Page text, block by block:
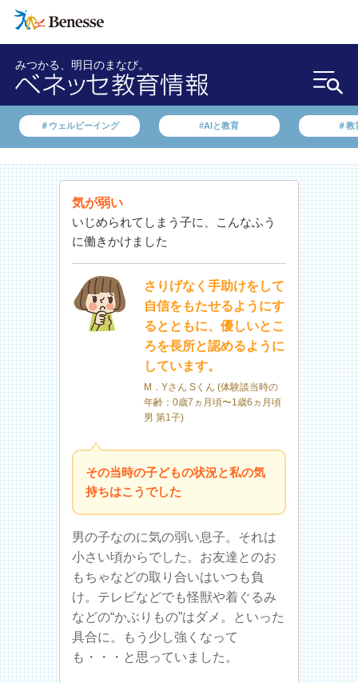
みつかる、明日のまなび。
＃ウェルビーイング #AIと教育 ＃教
気が弱い
いじめられてしまう子に、こんなふう
に働きかけました
さりげなく手助けをして
自信をもたせるようにす
るとともに、優しいとこ
ろを長所と認めるように
しています。
M．Yさん Sくん (体験談当時の
年齢：0歳7ヵ月頃〜1歳6ヵ月頃
男 第1子)
その当時の子どもの状況と私の気
持ちはこうでした
男の子なのに気の弱い息子。それは
小さい頃からでした。お友達とのお
もちゃなどの取り合いはいつも負
け。テレビなどでも怪獣や着ぐるみ
などの“かぶりもの”はダメ。といった
具合に。もう少し強くなって
も・・・と思っていました。